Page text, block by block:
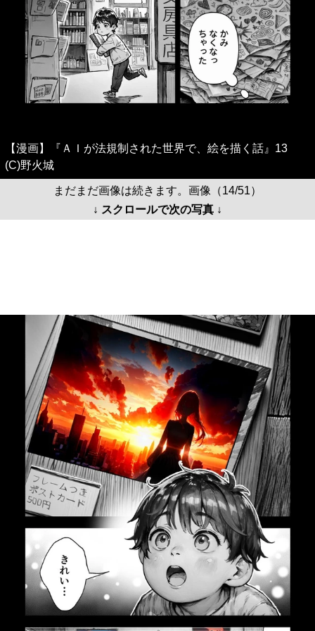
【漫画】『ＡＩが法規制された世界で、絵を描く話』13
(C)野火城
まだまだ画像は続きます。画像（14/51）
↓ スクロールで次の写真 ↓